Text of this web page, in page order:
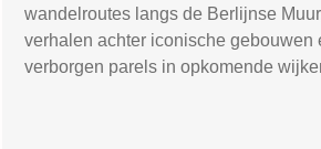
wandelroutes langs de Berlijnse
verhalen achter iconische gebouwen
verborgen parels in opkomende